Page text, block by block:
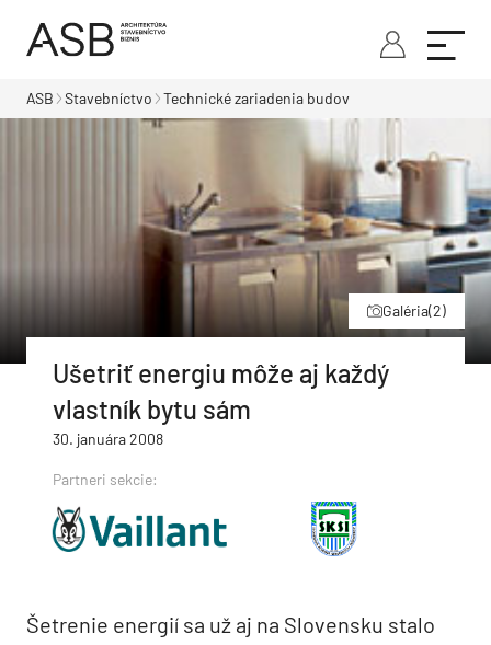
ASB Stavebníctvo Technické zariadenia budov
Galéria(2)
Ušetriť energiu môže aj každý
vlastník bytu sám
30. januára 2008
Partneri sekcie:
Šetrenie energií sa už aj na Slovensku stalo